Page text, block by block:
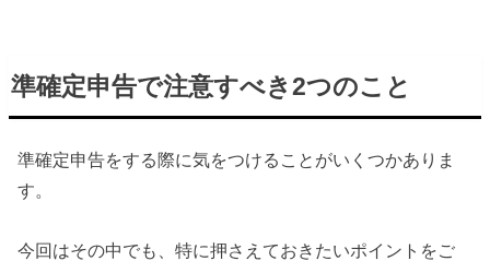
準確定申告で注意すべき2つのこと
準確定申告をする際に気をつけることがいくつかありま
す。
今回はその中でも、特に押さえておきたいポイントをご